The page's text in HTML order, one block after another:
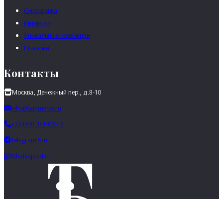
Сервировка
Интерьер
Уникальные коллекции
Подарки
Контакты
Москва, Денежный пер., д.8-10
info@bahmetev.ru
+7 (499) 241-02-15
Telegram Чат
Whatsapp Чат